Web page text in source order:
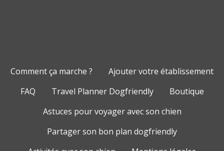
Comment ça marche ?
Ajouter votre établissement
FAQ
Travel Planner Dogfriendly
Boutique
Astuces pour voyager avec son chien
Partager son bon plan dogfriendly